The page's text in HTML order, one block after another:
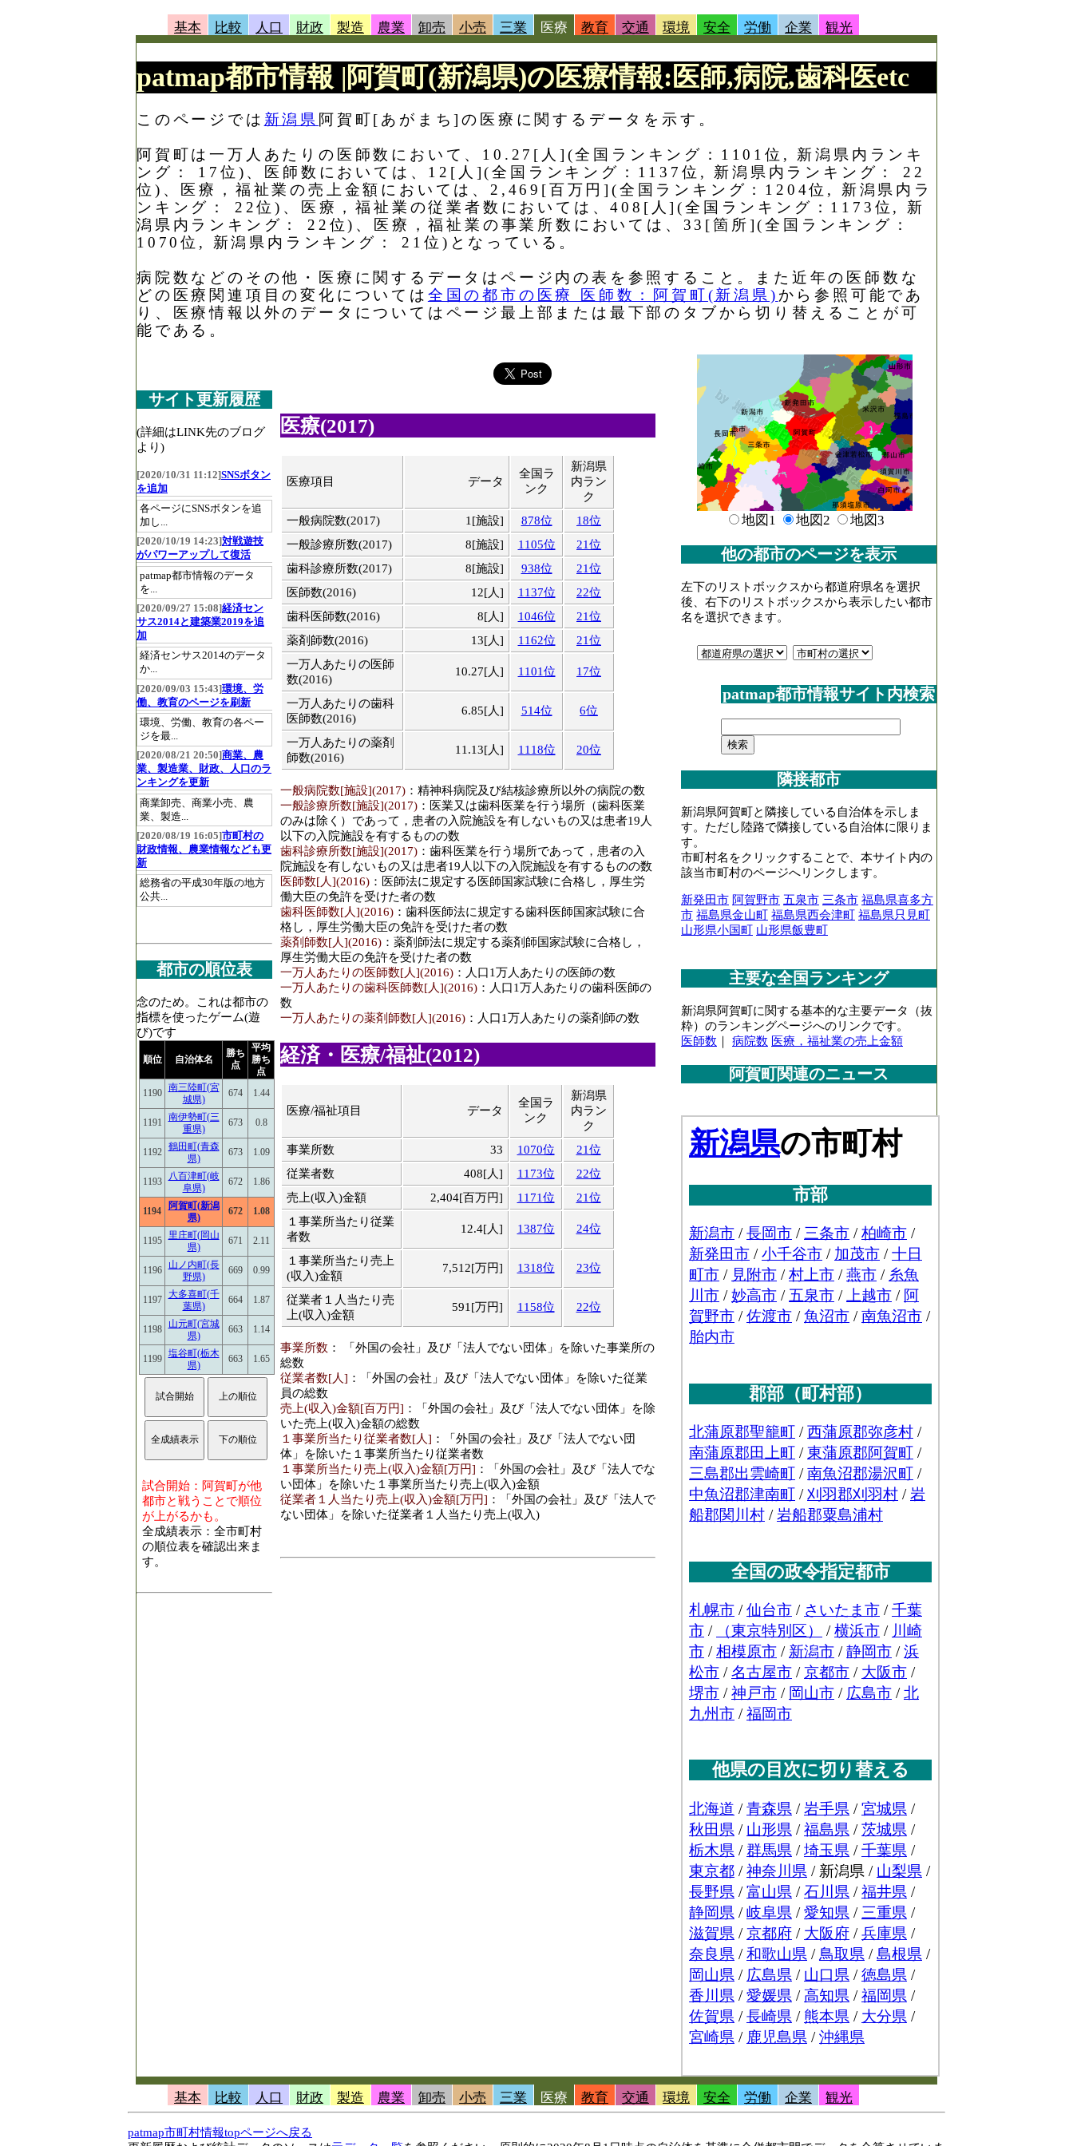
基本 比較 人口 財政 製造 農業 卸売 小売 三業 医療 教育 交通 環境 安全 労働 企業 観光
patmap都市情報 |阿賀町(新潟県)の医療情報:医師,病院,歯科医etc
このページでは 新潟県 阿賀町[あがまち]の医療に関するデータを示す。
阿賀町は一万人あたりの医師数において、10.27[人](全国ランキング：1101位, 新潟県内ランキ
ング： 17位)、医師数においては、12[人](全国ランキング：1137位, 新潟県内ランキング： 22
位)、医療，福祉業の売上金額においては、2,469[百万円](全国ランキング：1204位, 新潟県内ラ
ンキング： 22位)、医療，福祉業の従業者数においては、408[人](全国ランキング：1173位, 新
潟県内ランキング： 22位)、医療，福祉業の事業所数においては、33[箇所](全国ランキング：
1070位, 新潟県内ランキング： 21位)となっている。
病院数などのその他・医療に関するデータはページ内の表を参照すること。また近年の医師数な
どの医療関連項目の変化については 全国の都市の医療 医師数：阿賀町(新潟県) から参照可能であ
り、医療情報以外のデータについてはページ最上部または最下部のタブから切り替えることが可
能である。
医療(2017)
医療項目 データ
全国ラ
ンク
新潟県
内ラン
ク
一般病院数(2017)
1[施設] 878位
18位
一般診療所数(2017)
8[施設] 1105位
21位
歯科診療所数(2017)
8[施設] 938位
21位
医師数(2016)
12[人] 1137位
22位
歯科医師数(2016)
8[人] 1046位
21位
薬剤師数(2016)
13[人] 1162位
21位
一万人あたりの医師
数(2016)
10.27[人] 1101位 17位
一万人あたりの歯科
医師数(2016)
6.85[人] 514位 6位
一万人あたりの薬剤
師数(2016)
11.13[人] 1118位 20位
一般病院数[施設](2017) ：精神科病院及び結核診療所以外の病院の数
一般診療所数[施設](2017) ：医業又は歯科医業を行う場所（歯科医業
のみは除く）であって，患者の入院施設を有しないもの又は患者19人
以下の入院施設を有するものの数
歯科診療所数[施設](2017) ：歯科医業を行う場所であって，患者の入
院施設を有しないもの又は患者19人以下の入院施設を有するものの数
医師数[人](2016) ：医師法に規定する医師国家試験に合格し，厚生労
働大臣の免許を受けた者の数
歯科医師数[人](2016) ：歯科医師法に規定する歯科医師国家試験に合
格し，厚生労働大臣の免許を受けた者の数
薬剤師数[人](2016) ：薬剤師法に規定する薬剤師国家試験に合格し，
厚生労働大臣の免許を受けた者の数
一万人あたりの医師数[人](2016) ：人口1万人あたりの医師の数
一万人あたりの歯科医師数[人](2016) ：人口1万人あたりの歯科医師の
数
一万人あたりの薬剤師数[人](2016) ：人口1万人あたりの薬剤師の数
経済・医療/福祉(2012)
医療/福祉項目 データ
全国ラ
ンク
新潟県
内ラン
ク
事業所数
33 1070位
21位
従業者数
408[人] 1173位
22位
売上(収入)金額
2,404[百万円] 1171位
21位
１事業所当たり従業
者数
12.4[人] 1387位 24位
１事業所当たり売上
(収入)金額
7,512[万円] 1318位 23位
従業者１人当たり売
上(収入)金額
591[万円] 1158位 22位
事業所数 ： 「外国の会社」及び「法人でない団体」を除いた事業所の
総数
従業者数[人] ：「外国の会社」及び「法人でない団体」を除いた従業
員の総数
売上(収入)金額[百万円] ：「外国の会社」及び「法人でない団体」を除
いた売上(収入)金額の総数
１事業所当たり従業者数[人] ：「外国の会社」及び「法人でない団
体」を除いた１事業所当たり従業者数
１事業所当たり売上(収入)金額[万円] ：「外国の会社」及び「法人でな
い団体」を除いた１事業所当たり売上(収入)金額
従業者１人当たり売上(収入)金額[万円] ：「外国の会社」及び「法人で
ない団体」を除いた従業者１人当たり売上(収入)
サイト更新履歴
(詳細はLINK先のブログ
より)
[2020/10/31 11:12]SNSボタン
を追加
各ページにSNSボタンを追
加し...
[2020/10/19 14:23]対戦遊技
がパワーアップして復活
patmap都市情報のデータ
を...
[2020/09/27 15:08]経済セン
サス2014と建築業2019を追
加
経済センサス2014のデータ
か...
[2020/09/03 15:43]環境、労
働、教育のページを刷新
環境、労働、教育の各ペー
ジを最...
[2020/08/21 20:50]商業、農
業、製造業、財政、人口のラ
ンキングを更新
商業卸売、商業小売、農
業、製造...
[2020/08/19 16:05]市町村の
財政情報、農業情報なども更
新
総務省の平成30年版の地方
公共...
都市の順位表
念のため。これは都市の
指標を使ったゲーム(遊
び)です
順位 自治体名
勝ち
点
平均
勝ち
点
1190
南三陸町(宮
城県)
674 1.44
1191
南伊勢町(三
重県)
673 0.8
1192
鶴田町(青森
県)
673 1.09
1193
八百津町(岐
阜県)
672 1.86
1194
阿賀町(新潟
県)
672 1.08
1195
里庄町(岡山
県)
671 2.11
1196
山ノ内町(長
野県)
669 0.99
1197
大多喜町(千
葉県)
664 1.87
1198
山元町(宮城
県)
663 1.14
1199
塩谷町(栃木
県)
663 1.65
試合開始：阿賀町が他
都市と戦うことで順位
が上がるかも。
全成績表示：全市町村
の順位表を確認出来ま
す。
地図1 地図2 地図3
他の都市のページを表示
左下のリストボックスから都道府県名を選択
後、右下のリストボックスから表示したい都市
名を選択できます。
patmap都市情報サイト内検索
隣接都市
新潟県阿賀町と隣接している自治体を示しま
す。ただし陸路で隣接している自治体に限りま
す。
市町村名をクリックすることで、本サイト内の
該当市町村のページへリンクします。
新発田市 阿賀野市 五泉市 三条市 福島県喜多方
市 福島県金山町 福島県西会津町 福島県只見町
山形県小国町 山形県飯豊町
主要な全国ランキング
新潟県阿賀町に関する基本的な主要データ（抜
粋）のランキングページへのリンクです。
医師数
病院数 医療，福祉業の売上金額
阿賀町関連のニュース
基本 比較 人口 財政 製造 農業 卸売 小売 三業 医療 教育 交通 環境 安全 労働 企業 観光
patmap市町村情報topページへ戻る